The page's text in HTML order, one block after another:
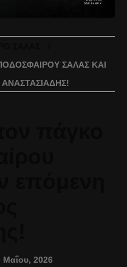
ΣΆΛΑΣ ΚΑΙ
Μαΐου, 2026